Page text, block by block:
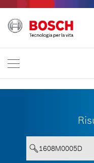
Recedere dal
Bosch Professional